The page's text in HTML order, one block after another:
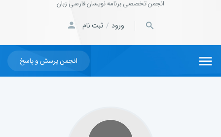
انجمن تخصصی برنامه نویسان فارسی زبان
ورود / ثبت نام
انجمن پرسش و پاسخ